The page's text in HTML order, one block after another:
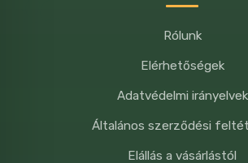
Rólunk
Elérhetőségek
Adatvédelmi irányelvek
Általános szerződési
Elállás a vásárlástól